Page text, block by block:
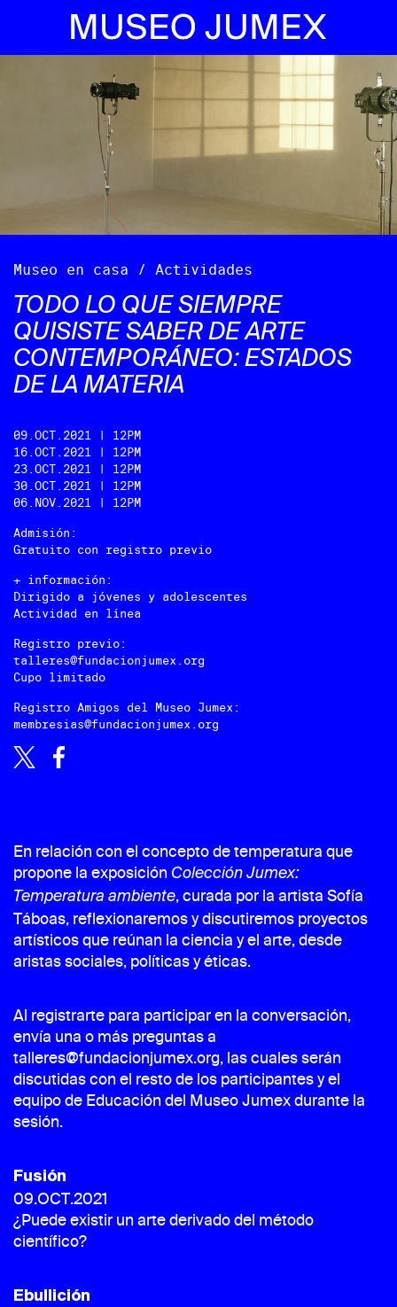
Museo en casa / Actividades
TODO LO QUE SIEMPRE
QUISISTE SABER DE ARTE
CONTEMPORÁNEO: ESTADOS
DE LA MATERIA
09.OCT.2021 | 12PM
16.OCT.2021 | 12PM
23.OCT.2021 | 12PM
30.OCT.2021 | 12PM
06.NOV.2021 | 12PM
Admisión:
Gratuito con registro previo
+ información:
Dirigido a jóvenes y adolescentes
Actividad en línea
Registro previo:
talleres@fundacionjumex.org
Cupo limitado
Registro Amigos del Museo Jumex:
membresias@fundacionjumex.org
En relación con el concepto de temperatura que
propone la exposición Colección Jumex:
Temperatura ambiente, curada por la artista Sofía
Táboas, reflexionaremos y discutiremos proyectos
artísticos que reúnan la ciencia y el arte, desde
aristas sociales, políticas y éticas.
Al registrarte para participar en la conversación,
envía una o más preguntas a
talleres@fundacionjumex.org, las cuales serán
discutidas con el resto de los participantes y el
equipo de Educación del Museo Jumex durante la
sesión.
Fusión
09.OCT.2021
¿Puede existir un arte derivado del método
científico?
Ebullición